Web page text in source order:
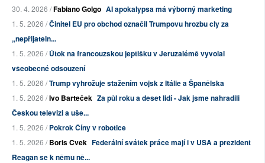
30. 4. 2026 /Fabiano Golgo AI apokalypsa má výborný marketing
1. 5. 2026 /Činitel EU pro obchod označil Trumpovu hrozbu cly za
„nepřijateln...
1. 5. 2026 /Útok na francouzskou jeptišku v Jeruzalémě vyvolal
všeobecné odsouzení
1. 5. 2026 /Trump vyhrožuje stažením vojsk z Itálie a Španělska
1. 5. 2026 /Ivo Barteček Za půl roku a deset lidí - Jak jsme nahradili
Českou televizi a uše...
1. 5. 2026 /Pokrok Číny v robotice
1. 5. 2026 /Boris Cvek Federální svátek práce mají i v USA a prezident
Reagan se k němu ně...